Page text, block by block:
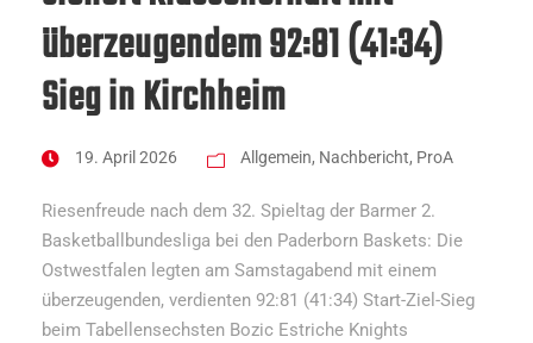
überzeugendem 92:81 (41:34)
Sieg in Kirchheim
19. April 2026 Allgemein, Nachbericht, ProA
Riesenfreude nach dem 32. Spieltag der Barmer 2.
Basketballbundesliga bei den Paderborn Baskets: Die
Ostwestfalen legten am Samstagabend mit einem
überzeugenden, verdienten 92:81 (41:34) Start-Ziel-Sieg
beim Tabellensechsten Bozic Estriche Knights